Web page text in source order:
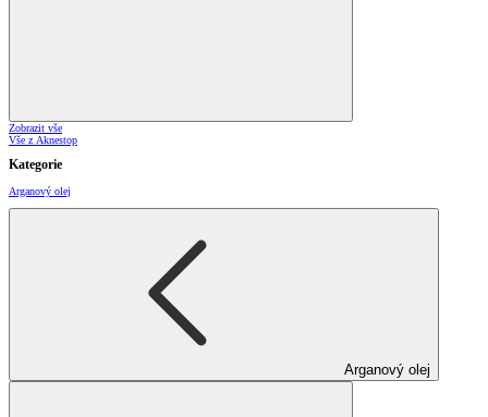
Zobrazit vše
Vše z Aknestop
Kategorie
Arganový olej
Arganový olej